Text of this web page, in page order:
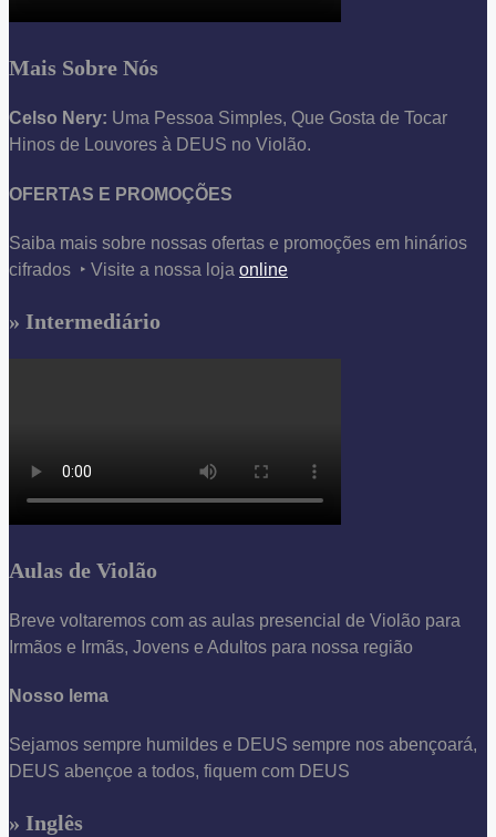
Mais Sobre Nós
Celso Nery: Uma Pessoa Simples, Que Gosta de Tocar
Hinos de Louvores à DEUS no Violão.
OFERTAS E PROMOÇÕES
Saiba mais sobre nossas ofertas e promoções em hinários
cifrados ‣ Visite a nossa loja online
» Intermediário
Aulas de Violão
Breve voltaremos com as aulas presencial de Violão para
Irmãos e Irmãs, Jovens e Adultos para nossa região
Nosso lema
Sejamos sempre humildes e DEUS sempre nos abençoará,
DEUS abençoe a todos, fiquem com DEUS
» Inglês